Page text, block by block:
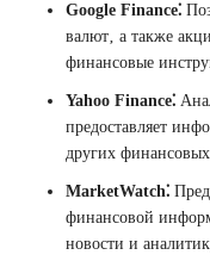
Google Finance⁚
валют‚ а также
финансовые
Yahoo Finance⁚
предоставляет
других
MarketWatch⁚
финансовой
новости и